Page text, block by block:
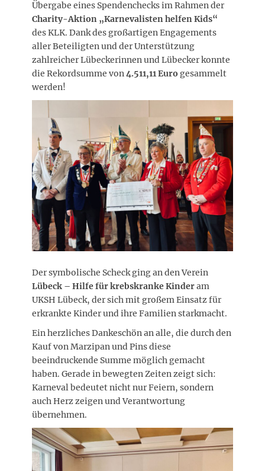
Übergabe eines Spendenchecks im Rahmen der
Charity-Aktion „Karnevalisten helfen Kids“
des KLK. Dank des großartigen Engagements
aller Beteiligten und der Unterstützung
zahlreicher Lübeckerinnen und Lübecker konnte
die Rekordsumme von4.511,11 Euro gesammelt
werden!
Der symbolische Scheck ging an den Verein
Lübeck – Hilfe für krebskranke Kinderam
UKSH Lübeck, der sich mit großem Einsatz für
erkrankte Kinder und ihre Familien starkmacht.
Ein herzliches Dankeschön an alle, die durch den
Kauf von Marzipan und Pins diese
beeindruckende Summe möglich gemacht
haben. Gerade in bewegten Zeiten zeigt sich:
Karneval bedeutet nicht nur Feiern, sondern
auch Herz zeigen und Verantwortung
übernehmen.